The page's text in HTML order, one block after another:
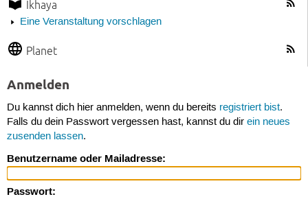
Ikhaya
Eine Veranstaltung vorschlagen
Planet
Anmelden
Du kannst dich hier anmelden, wenn du bereits registriert bist.
Falls du dein Passwort vergessen hast, kannst du dir ein neues
zusenden lassen.
Benutzername oder Mailadresse:
Passwort: